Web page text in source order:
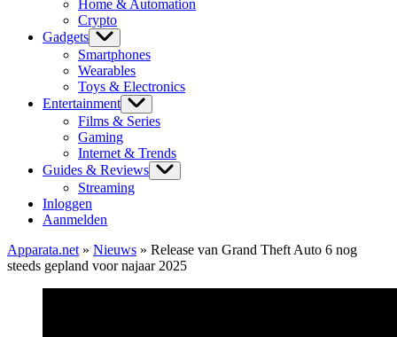
Home & Automation
Crypto
Gadgets
Smartphones
Wearables
Toys & Electronics
Entertainment
Films & Series
Gaming
Internet & Trends
Guides & Reviews
Streaming
Inloggen
Aanmelden
Apparata.net » Nieuws » Release van Grand Theft Auto 6 nog
steeds gepland voor najaar 2025